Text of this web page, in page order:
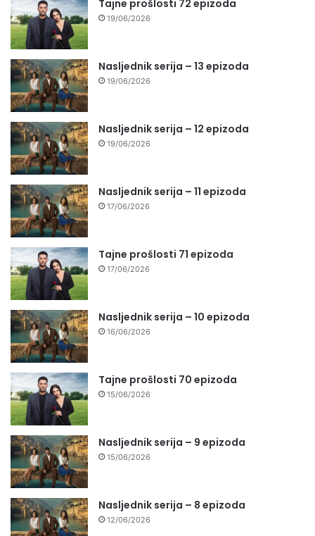
Tajne prošlosti 72 epizoda
19/06/2026
Nasljednik serija – 13 epizoda
19/06/2026
Nasljednik serija – 12 epizoda
19/06/2026
Nasljednik serija – 11 epizoda
17/06/2026
Tajne prošlosti 71 epizoda
17/06/2026
Nasljednik serija – 10 epizoda
16/06/2026
Tajne prošlosti 70 epizoda
15/06/2026
Nasljednik serija – 9 epizoda
15/06/2026
Nasljednik serija – 8 epizoda
12/06/2026